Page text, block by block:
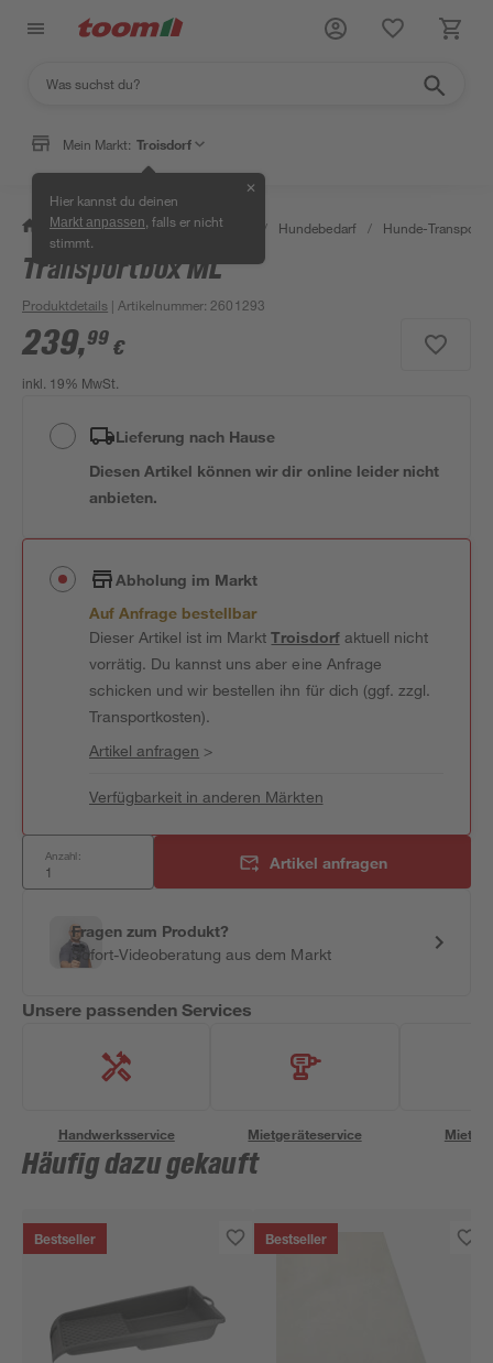
Mein Markt: Troisdorf
Hier kannst du deinen
Markt anpassen , falls er nicht
stimmt.
✕
/ Garten & Freizeit / Tierbedarf / Hundebedarf / Hunde-Transport
Transportbox ML
Produktdetails | Artikelnummer: 2601293
239,99 €
inkl. 19% MwSt.
Lieferung nach Hause
Diesen Artikel können wir dir online leider nicht
anbieten.
Abholung im Markt
Auf Anfrage bestellbar
Dieser Artikel ist im MarktTroisdorfaktuell nicht
vorrätig. Du kannst uns aber eine Anfrage
schicken und wir bestellen ihn für dich (ggf. zzgl.
Transportkosten).
Artikel anfragen >
Verfügbarkeit in anderen Märkten
Anzahl: Artikel anfragen
Fragen zum Produkt?
Sofort-Videoberatung aus dem Markt
Unsere passenden Services
Handwerksservice Mietgeräteservice
Häufig dazu gekauft
Bestseller Bestseller